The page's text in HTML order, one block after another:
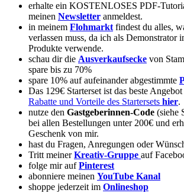
erhalte ein KOSTENLOSES PDF-
meinen Newsletter anmeldest.
in meinem Flohmarkt findest du alles,
verlassen muss, da ich als Demonstrator
Produkte verwende.
schau dir die Ausverkaufsecke von
spare bis zu 70%
spare 10% auf aufeinander abgestimmte
Das 129€ Starterset ist das beste
Rabatte und Vorteile des Startersets hier.
nutze den Gastgeberinnen-Code (siehe
bei allen Bestellungen unter 200€ und
Geschenk von mir.
hast du Fragen, Anregungen oder
Tritt meinerKreativ-Gruppe auf
folge mir aufPinterest
abonniere meinen YouTube Kanal
shoppe jederzeit im Onlineshop